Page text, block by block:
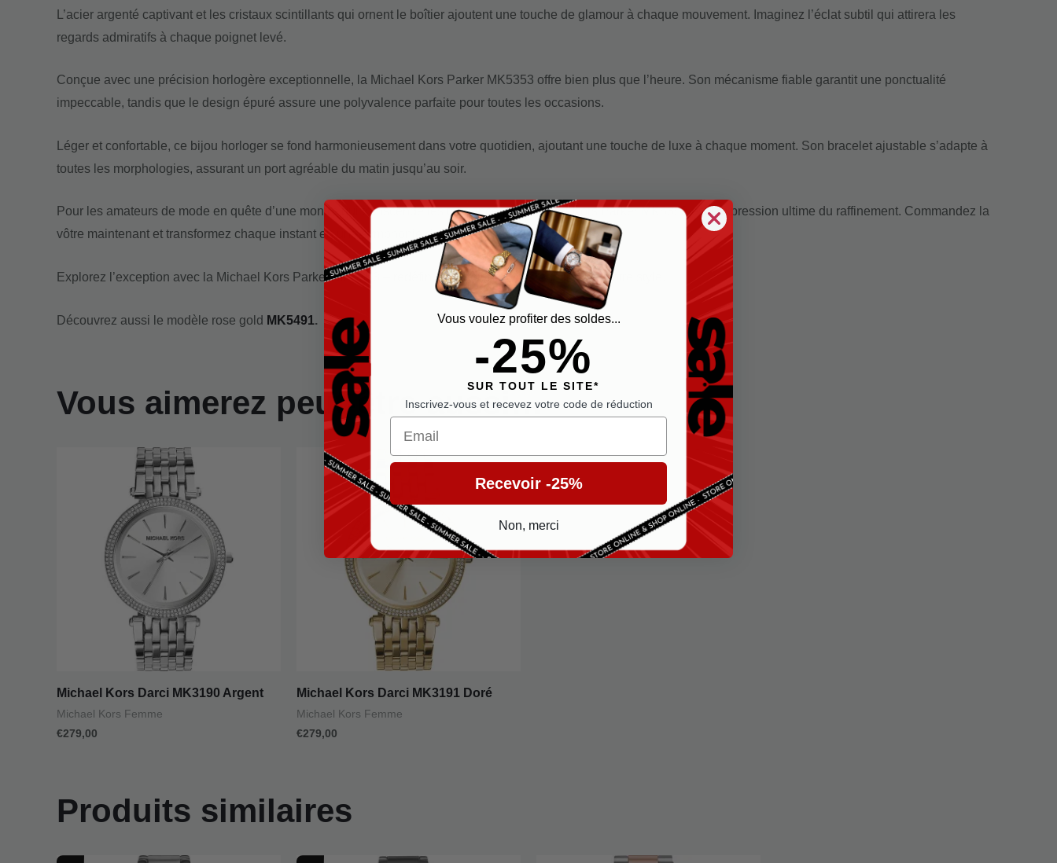
L’acier argenté captivant et les cristaux scintillants qui ornent le boîtier ajoutent une touche de glamour à chaque mouvement. Imaginez l’éclat subtil qui attirera les
regards admiratifs à chaque poignet levé.
Conçue avec une précision horlogère exceptionnelle, la Michael Kors Parker MK5353 offre bien plus que l’heure. Son mécanisme fiable garantit une ponctualité
impeccable, tandis que le design épuré assure une polyvalence parfaite pour toutes les occasions.
Léger et confortable, ce bijou horloger se fond harmonieusement dans votre quotidien, ajoutant une touche de luxe à chaque moment. Son bracelet ajustable s’adapte à
toutes les morphologies, assurant un port agréable du matin jusqu’au soir.
Pour les amateurs de mode en quête d’une montre qui transcende les tendances, la Michael Kors Parker MK5353 est l’expression ultime du raffinement. Commandez la
vôtre maintenant et transformez chaque instant en une symphonie de style et d’élégance.
Explorez l’exception avec la Michael Kors Parker MK5353 – redéfinissez votre temps, redéfinissez votre style.
Découvrez aussi le modèle rose gold MK5491.
Vous aimerez peut-être aussi…
Michael Kors Darci MK3190 Argent
Michael Kors Femme
€279,00
Michael Kors Darci MK3191 Doré
Michael Kors Femme
€279,00
Produits similaires
Vous voulez profiter des soldes...
-25%
SUR TOUT LE SITE*
Inscrivez-vous et recevez votre code de réduction
Email
Recevoir -25%
Non, merci